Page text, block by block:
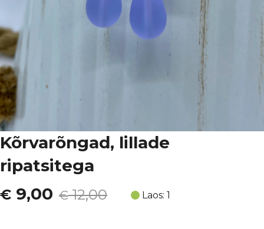
Kõrvarõngad, lillade
ripatsitega
€12,00
Algne
€ 9,00
Current
Laos: 1